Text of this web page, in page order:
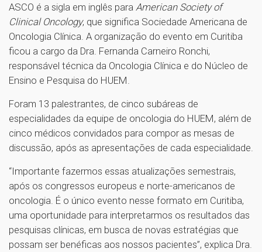
ASCO é a sigla em inglês para American Society of
Clinical Oncology, que significa Sociedade Americana de
Oncologia Clínica. A organização do evento em Curitiba
ficou a cargo da Dra. Fernanda Carneiro Ronchi,
responsável técnica da Oncologia Clínica e do Núcleo de
Ensino e Pesquisa do HUEM.
Foram 13 palestrantes, de cinco subáreas de
especialidades da equipe de oncologia do HUEM, além de
cinco médicos convidados para compor as mesas de
discussão, após as apresentações de cada especialidade.
“Importante fazermos essas atualizações semestrais,
após os congressos europeus e norte-americanos de
oncologia. É o único evento nesse formato em Curitiba,
uma oportunidade para interpretarmos os resultados das
pesquisas clínicas, em busca de novas estratégias que
possam ser benéficas aos nossos pacientes”, explica Dra.